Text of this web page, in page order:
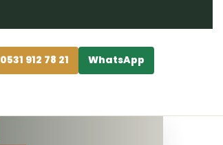
0531 912 78 21 WhatsApp